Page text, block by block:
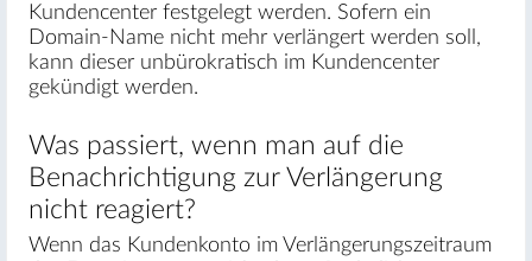
Kundencenter festgelegt werden. Sofern ein
Domain-Name nicht mehr verlängert werden soll,
kann dieser unbürokratisch im Kundencenter
gekündigt werden.
Was passiert, wenn man auf die
Benachrichtigung zur Verlängerung
nicht reagiert?
Wenn das Kundenkonto im Verlängerungszeitraum